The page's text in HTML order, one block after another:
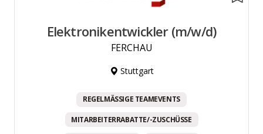
Elektronikentwickler (m/w/d)
FERCHAU
Stuttgart
REGELMÄSSIGE TEAMEVENTS
MITARBEITERRABATTE/-ZUSCHÜSSE